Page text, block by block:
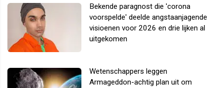
Bekende paragnost die 'corona
voorspelde' deelde angstaanjagende
visioenen voor 2026 en drie lijken al
uitgekomen
Wetenschappers leggen
Armageddon-achtig plan uit om